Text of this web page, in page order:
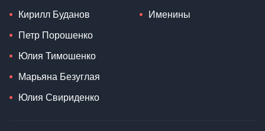
Кирилл Буданов
Петр Порошенко
Юлия Тимошенко
Марьяна Безуглая
Юлия Свириденко
Именины